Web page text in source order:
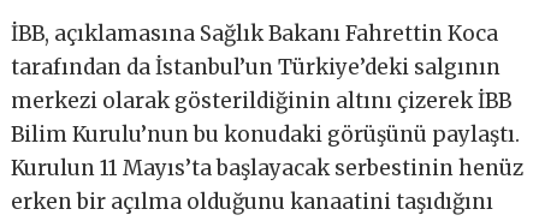
İBB, açıklamasına Sağlık Bakanı Fahrettin Koca
tarafından da İstanbul’un Türkiye’deki salgının
merkezi olarak gösterildiğinin altını çizerek İBB
Bilim Kurulu’nun bu konudaki görüşünü paylaştı.
Kurulun 11 Mayıs’ta başlayacak serbestinin henüz
erken bir açılma olduğunu kanaatini taşıdığını